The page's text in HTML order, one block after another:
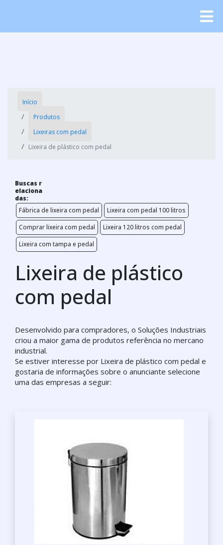
Início
Produtos
Lixeiras com pedal
Lixeira de plástico com pedal
Buscas r
elaciona
das:
Fábrica de lixeira com pedal
Lixeira com pedal 100 litros
Comprar lixeira com pedal
Lixeira 120 litros com pedal
Lixeira com tampa e pedal
Lixeira de plástico
com pedal
Desenvolvido para compradores, o Soluções Industriais
criou a maior gama de produtos referência no mercano
industrial.
Se estiver interesse por Lixeira de plástico com pedal e
gostaria de informações sobre o anunciante selecione
uma das empresas a seguir: